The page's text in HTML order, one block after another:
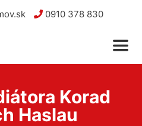
0910 378 830
Korad
Haslau